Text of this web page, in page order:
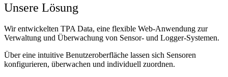
Unsere Lösung
Wir entwickelten TPA Data, eine flexible Web-Anwendung zur
Verwaltung und Überwachung von Sensor- und Logger-Systemen.
Über eine intuitive Benutzeroberfläche lassen sich Sensoren
konfigurieren, überwachen und individuell zuordnen.